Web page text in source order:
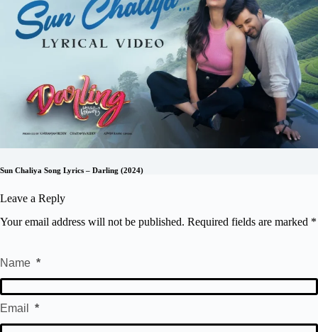
Sun Chaliya Song Lyrics – Darling (2024)
Leave a Reply
Your email address will not be published. Required fields are marked *
Name *
Email *